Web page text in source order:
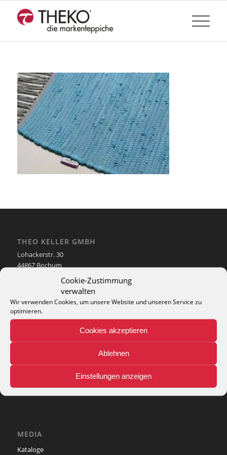
Cookie-Zustimmung
verwalten
Wir verwenden Cookies, um unsere Website und unseren Service zu
optimieren.
Cookies akzeptieren
Ablehnen
Einstellungen anzeigen
THEO KELLER GMBH
Lohackerstr. 30
44867 Bochum
phone: + 49 (2327) 3083 - 20
info@theko-collection.com
INFO
MEDIA
Kataloge